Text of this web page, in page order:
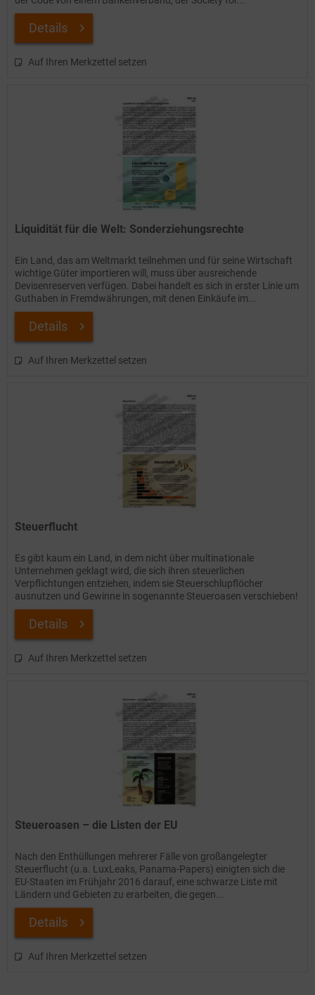
Details
Auf Ihren Merkzettel setzen
Liquidität für die Welt: Sonderziehungsrechte
Ein Land, das am Weltmarkt teilnehmen und für seine Wirtschaft
wichtige Güter importieren will, muss über ausreichende
Devisenreserven verfügen. Dabei handelt es sich in erster Linie um
Guthaben in Fremdwährungen, mit denen Einkäufe im...
Details
Auf Ihren Merkzettel setzen
Steuerflucht
Es gibt kaum ein Land, in dem nicht über multinationale
Unternehmen geklagt wird, die sich ihren steuerlichen
Verpflichtungen entziehen, indem sie Steuerschlupflöcher
ausnutzen und Gewinne in sogenannte Steueroasen verschieben!
Aber nach...
Details
Auf Ihren Merkzettel setzen
Steueroasen – die Listen der EU
Nach den Enthüllungen mehrerer Fälle von großangelegter
Steuerflucht (u.a. LuxLeaks, Panama-Papers) einigten sich die
EU-Staaten im Frühjahr 2016 darauf, eine schwarze Liste mit
Ländern und Gebieten zu erarbeiten, die gegen...
Details
Auf Ihren Merkzettel setzen